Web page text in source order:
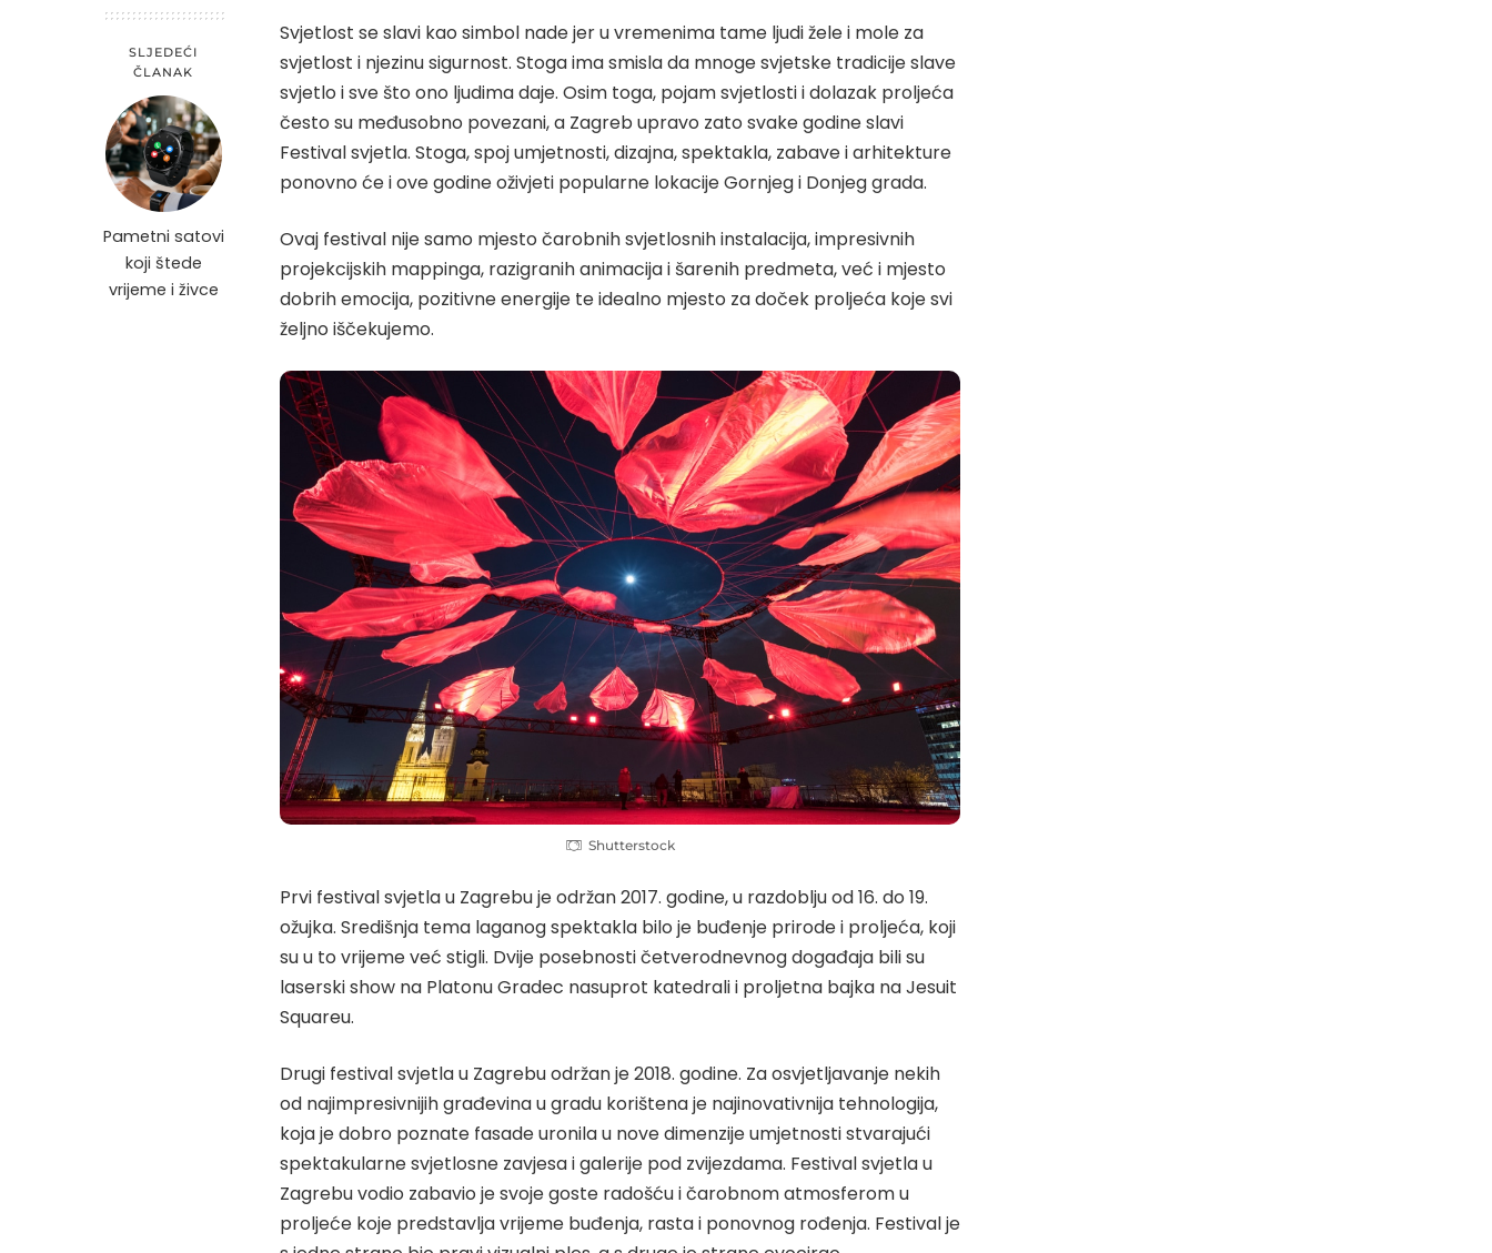
SLJEDEĆI
ČLANAK
Pametni satovi
koji štede
vrijeme i živce
Svjetlost se slavi kao simbol nade jer u vremenima tame ljudi žele i mole za
svjetlost i njezinu sigurnost. Stoga ima smisla da mnoge svjetske tradicije slave
svjetlo i sve što ono ljudima daje. Osim toga, pojam svjetlosti i dolazak proljeća
često su međusobno povezani, a Zagreb upravo zato svake godine slavi
Festival svjetla. Stoga, spoj umjetnosti, dizajna, spektakla, zabave i arhitekture
ponovno će i ove godine oživjeti popularne lokacije Gornjeg i Donjeg grada.
Ovaj festival nije samo mjesto čarobnih svjetlosnih instalacija, impresivnih
projekcijskih mappinga, razigranih animacija i šarenih predmeta, već i mjesto
dobrih emocija, pozitivne energije te idealno mjesto za doček proljeća koje svi
željno iščekujemo.
Shutterstock
Prvi festival svjetla u Zagrebu je održan 2017. godine, u razdoblju od 16. do 19.
ožujka. Središnja tema laganog spektakla bilo je buđenje prirode i proljeća, koji
su u to vrijeme već stigli. Dvije posebnosti četverodnevnog događaja bili su
laserski show na Platonu Gradec nasuprot katedrali i proljetna bajka na Jesuit
Squareu.
Drugi festival svjetla u Zagrebu održan je 2018. godine. Za osvjetljavanje nekih
od najimpresivnijih građevina u gradu korištena je najinovativnija tehnologija,
koja je dobro poznate fasade uronila u nove dimenzije umjetnosti stvarajući
spektakularne svjetlosne zavjesa i galerije pod zvijezdama. Festival svjetla u
Zagrebu vodio zabavio je svoje goste radošću i čarobnom atmosferom u
proljeće koje predstavlja vrijeme buđenja, rasta i ponovnog rođenja. Festival je